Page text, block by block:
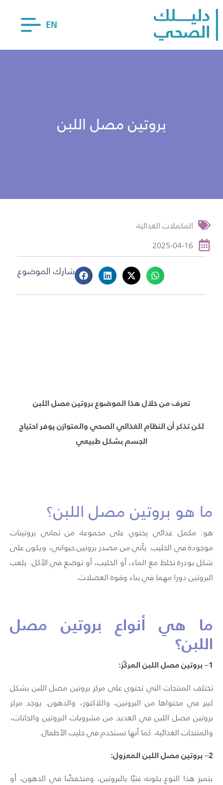
EN
بروتين مصل اللبن
المكملات الغذائية
2025-04-16
شارك الموضوع
تعرف من خلال هذا الموضوع بروتين مصل اللبن
لكن تذكر أن النظام الغذائي الصحي والمتوازن يوفر احتياج
الجسم بشكل طبيعي
ما هو بروتين مصل اللبن؟
هو: مكمل غذائي يحتوي على مجموعة من ثماني بروتينات
موجودة في الحليب. يأتي من مصدر بروتين حيواني، ويكون على
شكل بودرة تخلط مع الماء، أو الحليب، أو توضع في الأكل. يلعب
البروتين دورا مهما في بناء وقوة العضلات.
ما هي أنواع بروتين مصل
اللبن؟
1– بروتين مصل اللبن المركّز:
تختلف المنتجات التي تحتوي على مركز بروتين مصل اللبن بشكل
كبير في محتواها من البروتين، واللاكتوز، والدهون. يوجد مركز
بروتين مصل اللبن في العديد من مشروبات البروتين والحانات،
والمنتجات الغذائية. كما أنها تستخدم في حليب الأطفال.
2– بروتين مصل اللبن المعزول:
يتميز هذا النوع بكونه غنيًا بالبروتين، ومنخفضًا في الدهون، أو